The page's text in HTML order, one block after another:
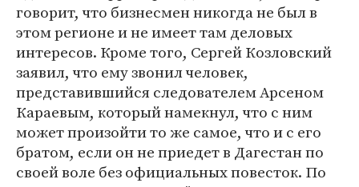
говорит, что бизнесмен никогда не был в
этом регионе и не имеет там деловых
интересов. Кроме того, Сергей Козловский
заявил, что ему звонил человек,
представившийся следователем Арсеном
Караевым, который намекнул, что с ним
может произойти то же самое, что и с его
братом, если он не приедет в Дагестан по
своей воле без официальных повесток. По